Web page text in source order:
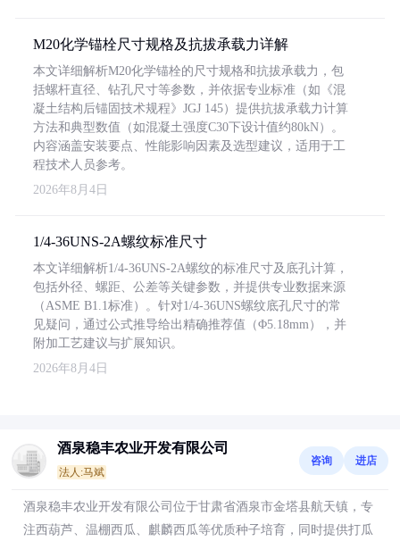
M20化学锚栓尺寸规格及抗拔承载力详解
本文详细解析M20化学锚栓的尺寸规格和抗拔承载力，包
括螺杆直径、钻孔尺寸等参数，并依据专业标准（如《混
凝土结构后锚固技术规程》JGJ 145）提供抗拔承载力计算
方法和典型数值（如混凝土强度C30下设计值约80kN）。
内容涵盖安装要点、性能影响因素及选型建议，适用于工
程技术人员参考。
2026年8月4日
1/4-36UNS-2A螺纹标准尺寸
本文详细解析1/4-36UNS-2A螺纹的标准尺寸及底孔计算，
包括外径、螺距、公差等关键参数，并提供专业数据来源
（ASME B1.1标准）。针对1/4-36UNS螺纹底孔尺寸的常
见疑问，通过公式推导给出精确推荐值（Φ5.18mm），并
附加工艺建议与扩展知识。
2026年8月4日
酒泉稳丰农业开发有限公司
法人:马斌
咨询 进店
酒泉稳丰农业开发有限公司位于甘肃省酒泉市金塔县航天镇，专
注西葫芦、温棚西瓜、麒麟西瓜等优质种子培育，同时提供打瓜